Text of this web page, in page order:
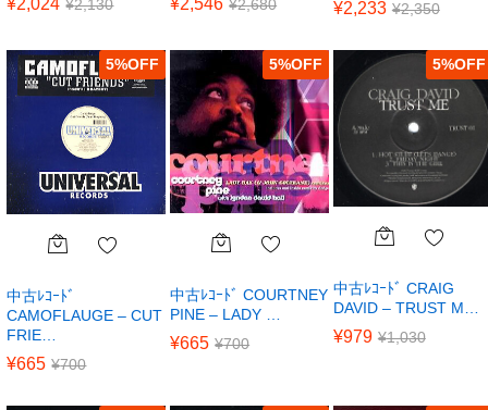
¥2,130 ¥2,680 ¥2,233 ¥2,350
5%
中古ﾚｺｰﾄﾞ
CAMOFLAUGE – CUT
FRIE…
¥665 ¥700
5%
中古ﾚｺｰﾄﾞ COURTNEY
PINE – LADY …
¥665 ¥700
5%
中古ﾚｺｰﾄﾞ CRAIG
DAVID – TRUST M…
¥979 ¥1,030